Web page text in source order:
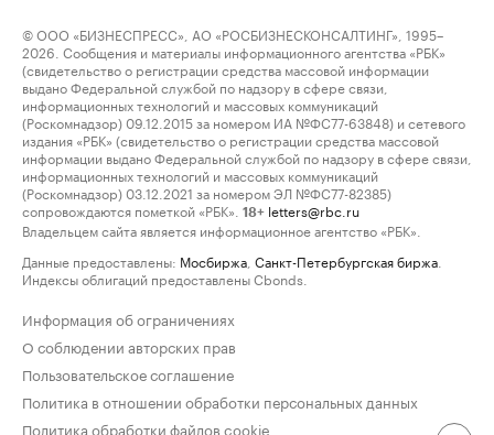
© ООО «БИЗНЕСПРЕСС», АО «РОСБИЗНЕСКОНСАЛТИНГ», 1995–
2026. Сообщения и материалы информационного агентства «РБК»
(свидетельство о регистрации средства массовой информации
выдано Федеральной службой по надзору в сфере связи,
информационных технологий и массовых коммуникаций
(Роскомнадзор) 09.12.2015 за номером ИА №ФС77-63848) и сетевого
издания «РБК» (свидетельство о регистрации средства массовой
информации выдано Федеральной службой по надзору в сфере связи,
информационных технологий и массовых коммуникаций
(Роскомнадзор) 03.12.2021 за номером ЭЛ №ФС77-82385)
сопровождаются пометкой «РБК».
18+ letters@rbc.ru
Владельцем сайта является информационное агентство «РБК».
Данные предоставлены: Мосбиржа Санкт-Петербургская биржа
Индексы облигаций предоставлены Cbonds.
Информация об ограничениях
О соблюдении авторских прав
Пользовательское соглашение
Политика в отношении обработки персональных данных
Политика обработки файлов cookie